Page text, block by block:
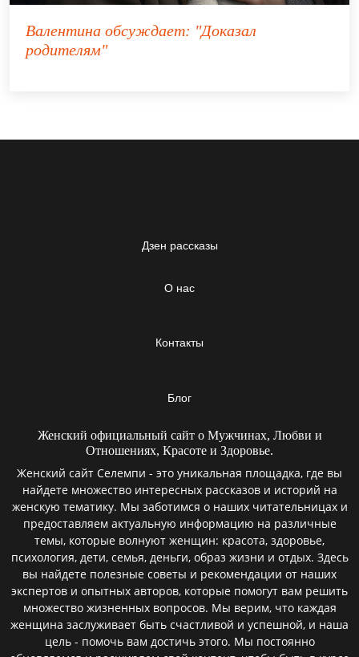
Валентина обсуждает: "Доказал
родителям"
Дзен рассказы
О нас
Контакты
Блог
Женский официальный сайт о Мужчинах, Любви и
Отношениях, Красоте и Здоровье.
Женский сайт Селемпи - это уникальная площадка, где вы
найдете множество интересных рассказов и историй на
женскую тематику. Мы заботимся о наших читательницах и
предоставляем актуальную информацию на различные
темы, которые волнуют женщин: красота, здоровье,
психология, дети, семья, деньги, образ жизни и отдых. Здесь
вы найдете полезные советы и рекомендации от наших
экспертов и опытных авторов, которые помогут вам решить
множество жизненных вопросов. Мы верим, что каждая
женщина заслуживает быть счастливой и успешной, и наша
цель - помочь вам достичь этого. Мы постоянно